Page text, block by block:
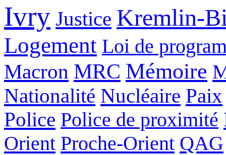
Ivry Justice Kremlin-
Logement Loi de
Macron MRC Mémoire
Nationalité Nucléaire Paix
Police Police de proximité
Orient Proche-Orient QAG